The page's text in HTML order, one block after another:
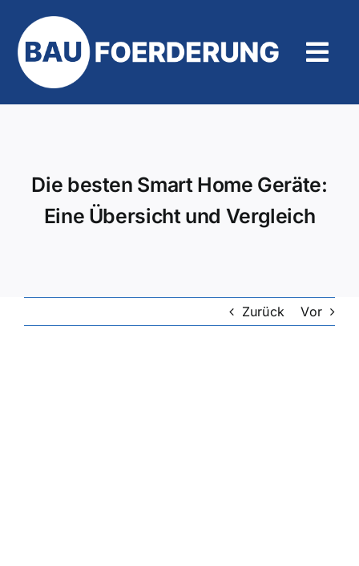
Inhalt
springen
Die besten Smart Home Geräte:
Eine Übersicht und Vergleich
Zurück Vor